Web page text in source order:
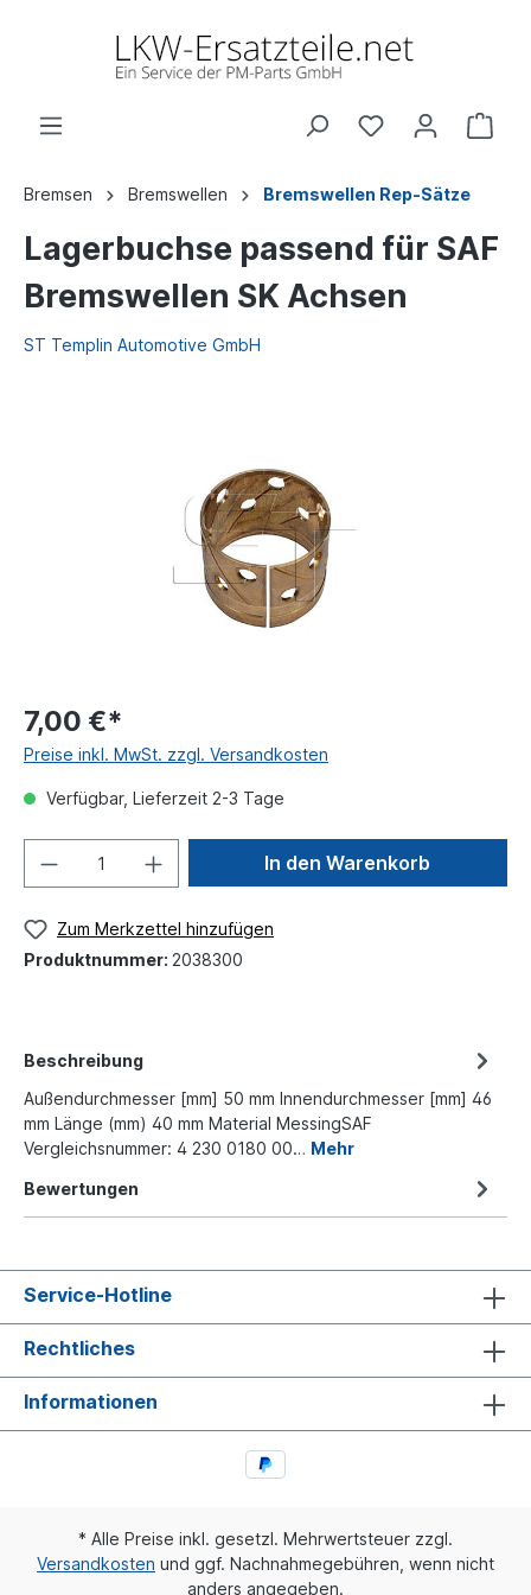
Bremsen Bremswellen Bremswellen Rep-Sätze
Lagerbuchse passend für SAF
Bremswellen SK Achsen
ST Templin Automotive GmbH
7,00 €*
Preise inkl. MwSt. zzgl. Versandkosten
Verfügbar, Lieferzeit 2-3 Tage
In den Warenkorb
Zum Merkzettel hinzufügen
Produktnummer: 2038300
Beschreibung
Außendurchmesser [mm] 50 mm Innendurchmesser [mm] 46
mm Länge (mm) 40 mm Material MessingSAF
Vergleichsnummer: 4 230 0180 00… Mehr
Bewertungen
Service-Hotline
Rechtliches
Informationen
* Alle Preise inkl. gesetzl. Mehrwertsteuer zzgl.
Versandkosten und ggf. Nachnahmegebühren, wenn nicht
anders angegeben.